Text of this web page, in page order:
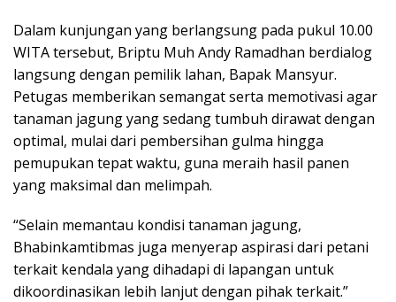
Dalam kunjungan yang berlangsung pada pukul 10.00
WITA tersebut, Briptu Muh Andy Ramadhan berdialog
langsung dengan pemilik lahan, Bapak Mansyur.
Petugas memberikan semangat serta memotivasi agar
tanaman jagung yang sedang tumbuh dirawat dengan
optimal, mulai dari pembersihan gulma hingga
pemupukan tepat waktu, guna meraih hasil panen
yang maksimal dan melimpah.
“Selain memantau kondisi tanaman jagung,
Bhabinkamtibmas juga menyerap aspirasi dari petani
terkait kendala yang dihadapi di lapangan untuk
dikoordinasikan lebih lanjut dengan pihak terkait.”